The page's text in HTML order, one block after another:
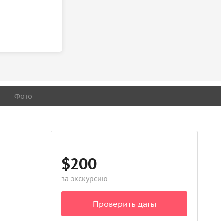
Фото
$200
за экскурсию
Проверить даты